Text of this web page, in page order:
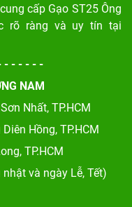
cấp Gạo ST25 Ông
rõ ràng và uy tín tại
- - - - - -
NAM
Nhất, TP.HCM
Hồng, TP.HCM
TP.HCM
và ngày Lễ, Tết)